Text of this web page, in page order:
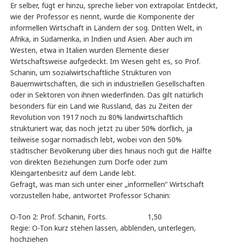
Er selber, fügt er hinzu, spreche lieber von extrapolar. Entdeckt,
wie der Professor es nennt, wurde die Komponente der
informellen Wirtschaft in Ländern der sog. Dritten Welt, in
Afrika, in Südamerika, in Indien und Asien. Aber auch im
Westen, etwa in Italien wurden Elemente dieser
Wirtschaftsweise aufgedeckt. Im Wesen geht es, so Prof.
Schanin, um sozialwirtschaftliche Strukturen von
Bauernwirtschaften, die sich in industriellen Gesellschaften
oder in Sektoren von ihnen wiederfinden. Das gilt natürlich
besonders für ein Land wie Russland, das zu Zeiten der
Revolution von 1917 noch zu 80% landwirtschaftlich
strukturiert war, das noch jetzt zu über 50% dörflich, ja
teilweise sogar nomadisch lebt, wobei von den 50%
städtischer Bevölkerung über dies hinaus noch gut die Hälfte
von direkten Beziehungen zum Dorfe oder zum
Kleingartenbesitz auf dem Lande lebt.
Gefragt, was man sich unter einer „informellen“ Wirtschaft
vorzustellen habe, antwortet Professor Schanin:
O-Ton 2: Prof. Schanin, Forts. 1,50
Regie: O-Ton kurz stehen lassen, abblenden, unterlegen,
hochziehen